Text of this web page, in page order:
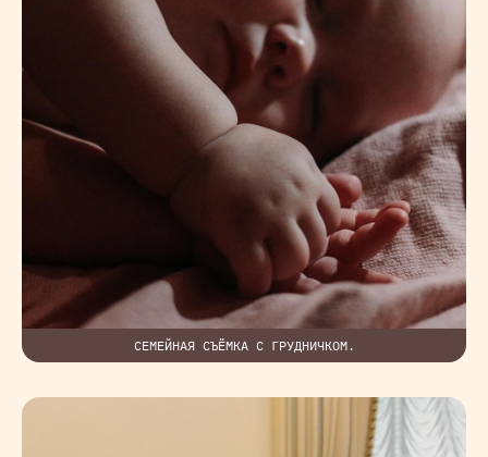
СЕМЕЙНАЯ СЪЁМКА С ГРУДНИЧКОМ.